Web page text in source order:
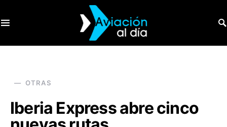
OTRAS
Iberia Express abre cinco